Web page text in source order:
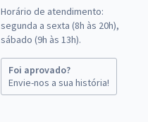
Horário de atendimento:
segunda a sexta (8h às 20h),
sábado (9h às 13h).
Foi aprovado?
Envie-nos a sua história!